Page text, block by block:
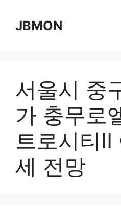
contentJBMON
서울시 중
가 충무로
트로시티Ⅱ
세 전망